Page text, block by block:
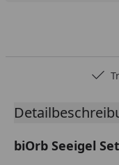
biOrb Seeigel